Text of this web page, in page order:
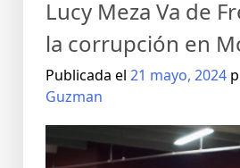
Lucy Meza Va de
la corrupción en
Publicada el 21 mayo, 2024
Guzman